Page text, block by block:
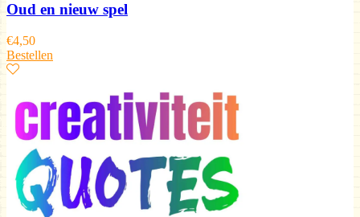
Oud en nieuw spel
€4,50
Bestellen